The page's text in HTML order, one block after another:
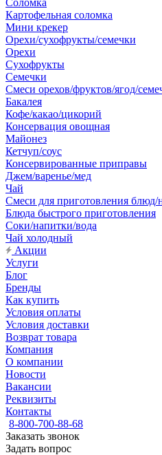
Соломка
Картофельная соломка
Мини крекер
Орехи/сухофрукты/семечки
Орехи
Сухофрукты
Семечки
Смеси орехов/фруктов/ягод/
Бакалея
Кофе/какао/цикорий
Консервация овощная
Майонез
Кетчуп/соус
Консервированные приправы
Джем/варенье/мед
Чай
Смеси для приготовления блюд/
Блюда быстрого приготовления
Соки/напитки/вода
Чай холодный
Акции
Услуги
Блог
Бренды
Как купить
Условия оплаты
Условия доставки
Возврат товара
Компания
О компании
Новости
Вакансии
Реквизиты
Контакты
8-800-700-88-68
Заказать звонок
Задать вопрос